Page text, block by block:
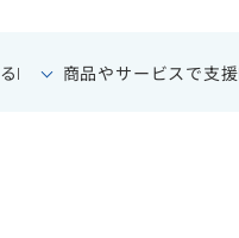
商品やサービスで支援